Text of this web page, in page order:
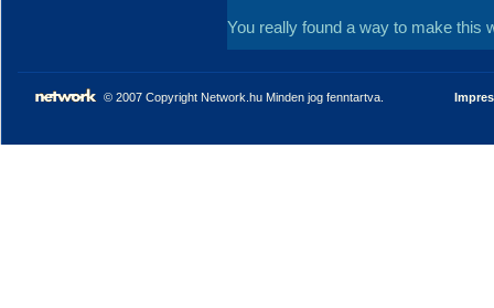
You really found a way to make this
© 2007 Copyright Network.hu Minden jog fenntartva.